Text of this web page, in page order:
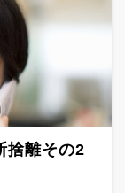
捨離その2